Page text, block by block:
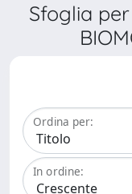
Sfoglia
Ordina per:
In ordine: